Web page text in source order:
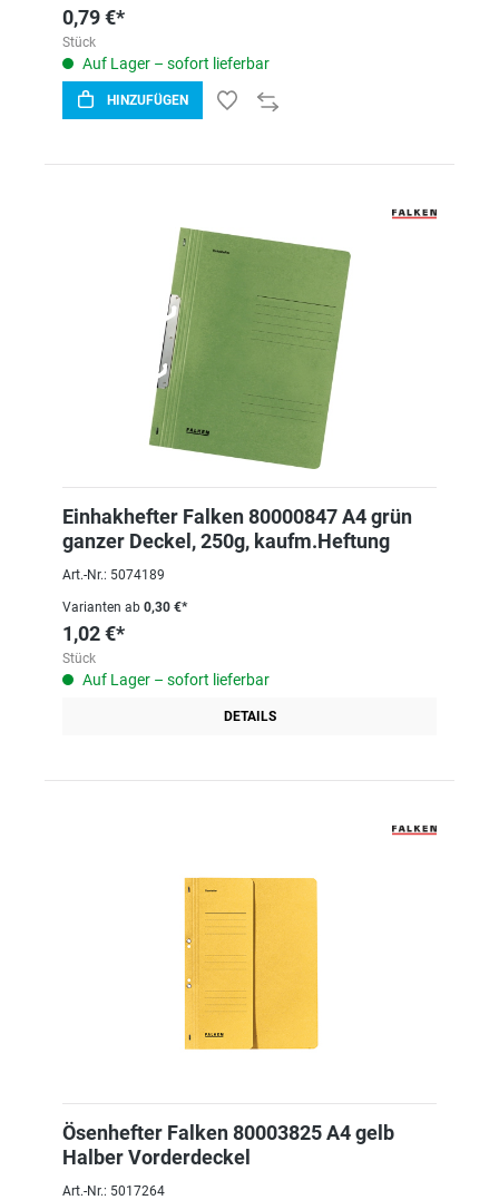
0,79 €*
Stück
Auf Lager – sofort lieferbar
HINZUFÜGEN
Einhakhefter Falken 80000847 A4 grün
ganzer Deckel, 250g, kaufm.Heftung
Art.-Nr.: 5074189
Varianten ab 0,30 €*
1,02 €*
Stück
Auf Lager – sofort lieferbar
DETAILS
Ösenhefter Falken 80003825 A4 gelb
Halber Vorderdeckel
Art.-Nr.: 5017264